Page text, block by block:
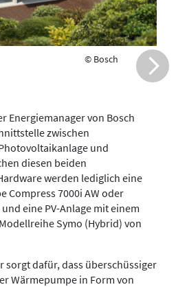
© Bosch
Energiemanager von Bosch
zwischen
und
diesen beiden
werden lediglich eine
Compress 7000i AW oder
eine PV-Anlage mit einem
Symo (Hybrid) von
sorgt dafür, dass überschüssiger
Wärmepumpe in Form von